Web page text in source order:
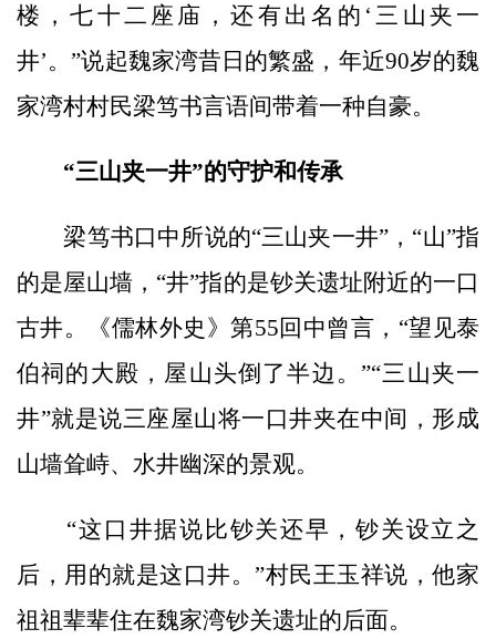
楼，七十二座庙，还有出名的‘三山夹一
井’。”说起魏家湾昔日的繁盛，年近90岁的魏
家湾村村民梁笃书言语间带着一种自豪。
“三山夹一井”的守护和传承
梁笃书口中所说的“三山夹一井”，“山”指
的是屋山墙，“井”指的是钞关遗址附近的一口
古井。《儒林外史》第55回中曾言，“望见泰
伯祠的大殿，屋山头倒了半边。”“三山夹一
井”就是说三座屋山将一口井夹在中间，形成
山墙耸峙、水井幽深的景观。
“这口井据说比钞关还早，钞关设立之
后，用的就是这口井。”村民王玉祥说，他家
祖祖辈辈住在魏家湾钞关遗址的后面。